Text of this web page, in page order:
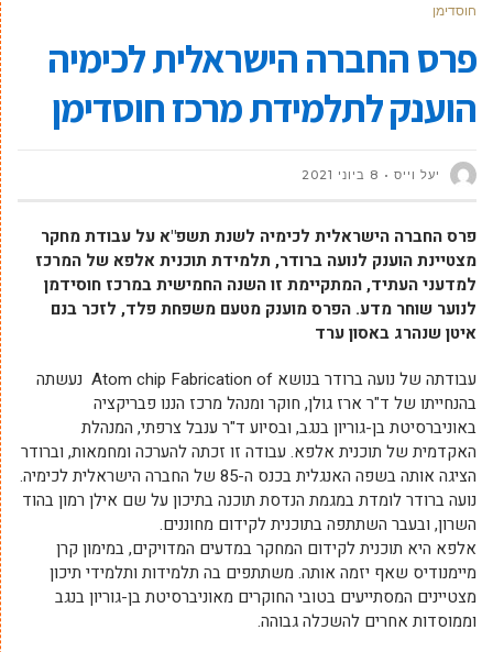
חוסדימן
פרס החברה הישראלית לכימיה
הוענק לתלמידת מרכז חוסדימן
יעל וייס 8 ביוני 2021
פרס החברה הישראלית לכימיה לשנת תשפ"א על עבודת מחקר
מצטיינת הוענק לנועה ברודר, תלמידת תוכנית אלפא של המרכז
למדעני העתיד, המתקיימת זו השנה החמישית במרכז חוסידמן
לנוער שוחר מדע. הפרס מוענק מטעם משפחת פלד, לזכר בנם
איטן שנהרג באסון ערד
עבודתה של נועה ברודר בנושא Atom chip Fabrication of נעשתה
בהנחייתו של ד"ר ארז גולן, חוקר ומנהל מרכז הננו פבריקציה
באוניברסיטת בן-גוריון בנגב, ובסיוע ד"ר ענבל צרפתי, המנהלת
האקדמית של תוכנית אלפא. עבודה זו זכתה להערכה ומחמאות, וברודר
הציגה אותה בשפה האנגלית בכנס ה-85 של החברה הישראלית לכימיה.
נועה ברודר לומדת במגמת הנדסת תוכנה בתיכון על שם אילן רמון בהוד
השרון, ובעבר השתתפה בתוכנית לקידום מחוננים.
אלפא היא תוכנית לקידום המחקר במדעים המדויקים, במימון קרן
מיימנודיס שאף יזמה אותה. משתתפים בה תלמידות ותלמידי תיכון
מצטיינים המסתייעים בטובי החוקרים מאוניברסיטת בן-גוריון בנגב
וממוסדות אחרים להשכלה גבוהה.